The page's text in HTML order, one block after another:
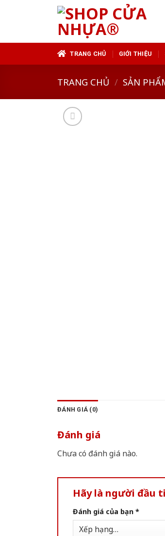
TRANG CHỦ GIỚI THIỆU
TRANG CHỦ / SẢN
ĐÁNH GIÁ (0)
Đánh giá
Chưa có đánh giá nào.
Hãy là người đầu
Đánh giá của bạn *